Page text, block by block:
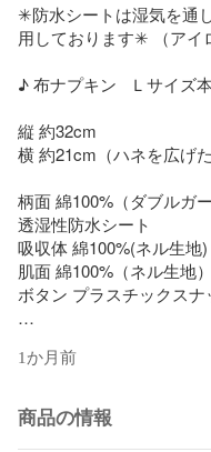
✳︎防水シートは湿気を通
用しております✳︎ （アイ
♪ 布ナプキン   Ｌサイズ
縦 約32cm
横 約21cm（ハネを広げた
柄面 綿100%（ダブルガー
透湿性防水シート
吸収体 綿100%(ネル生地)
肌面 綿100%（ネル生地）
ボタン プラスチックスナ
縦　約30cm(カーブを考
綿100%のネル生地4枚。
テープ  綿100%
1か月前
商品の情報